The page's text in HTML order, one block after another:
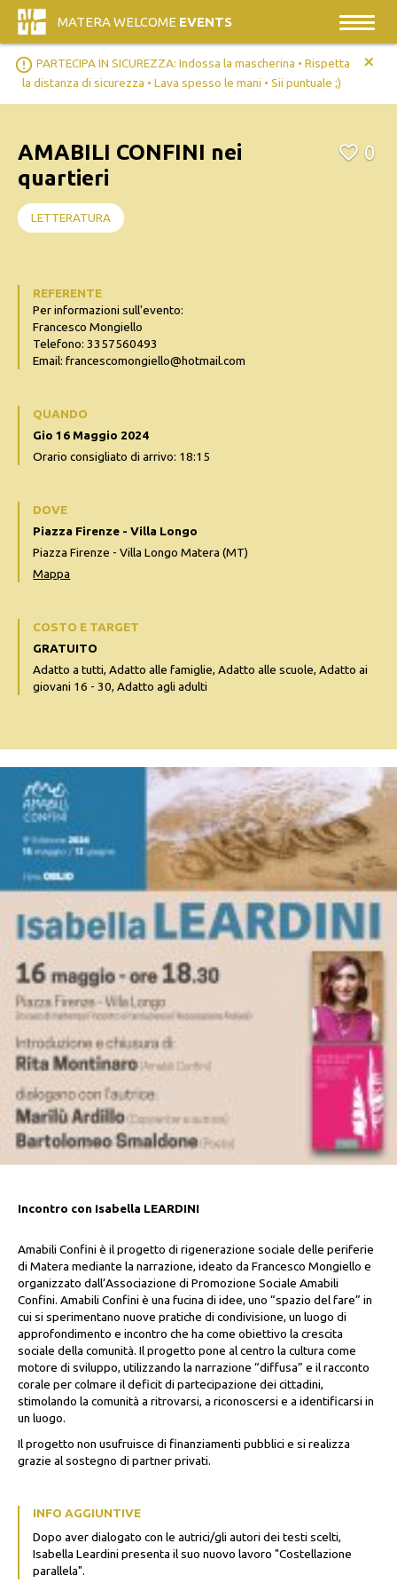
MATERA WELCOME EVENTS
error_outline PARTECIPA IN SICUREZZA: Indossa la mascherina • Rispetta
la distanza di sicurezza • Lava spesso le mani • Sii puntuale ;)
+
Incontro con Isabella LEARDINI
Amabili Confini è il progetto di rigenerazione sociale delle periferie
di Matera mediante la narrazione, ideato da Francesco Mongiello e
organizzato dall’Associazione di Promozione Sociale Amabili
Confini. Amabili Confini è una fucina di idee, uno “spazio del fare” in
cui si sperimentano nuove pratiche di condivisione, un luogo di
approfondimento e incontro che ha come obiettivo la crescita
sociale della comunità. Il progetto pone al centro la cultura come
motore di sviluppo, utilizzando la narrazione “diffusa” e il racconto
corale per colmare il deficit di partecipazione dei cittadini,
stimolando la comunità a ritrovarsi, a riconoscersi e a identificarsi in
un luogo.
Il progetto non usufruisce di finanziamenti pubblici e si realizza
grazie al sostegno di partner privati.
INFO AGGIUNTIVE
Dopo aver dialogato con le autrici/gli autori dei testi scelti,
Isabella Leardini presenta il suo nuovo lavoro "Costellazione
parallela".
AMABILI CONFINI nei
quartieri
0
LETTERATURA
REFERENTE
Per informazioni sull'evento:
Francesco Mongiello
Telefono: 3357560493
Email: francescomongiello@hotmail.com
QUANDO
Gio 16 Maggio 2024
Orario consigliato di arrivo: 18:15
DOVE
Piazza Firenze - Villa Longo
Piazza Firenze - Villa Longo Matera (MT)
Mappa
COSTO E TARGET
GRATUITO
Adatto a tutti, Adatto alle famiglie, Adatto alle scuole, Adatto ai
giovani 16 - 30, Adatto agli adulti